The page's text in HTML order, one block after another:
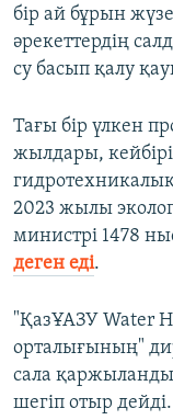
бір ай бұрын
әрекеттердің
су басып қалу
Тағы бір үлкен
жылдары,
2023 жылы
министрі 1478
деген еді.
"ҚазҰАЗУ Water
орталығының"
сала
шегіп отыр дейді.